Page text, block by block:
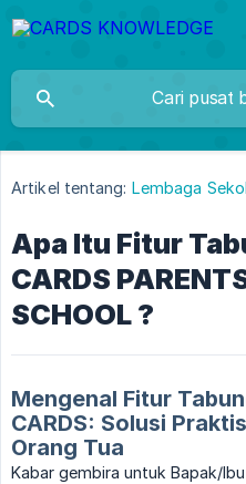
Artikel tentang: Lembaga
Apa Itu Fitur
CARDS
SCHOOL ?
Mengenal Fitur
CARDS: Solusi
Orang Tua
Kabar gembira untuk Bapak/